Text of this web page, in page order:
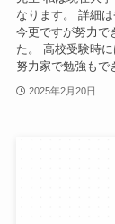
なります。 詳細
今更ですが努力で
た。 高校受験時
努力家で勉強もで
2025年2月20日